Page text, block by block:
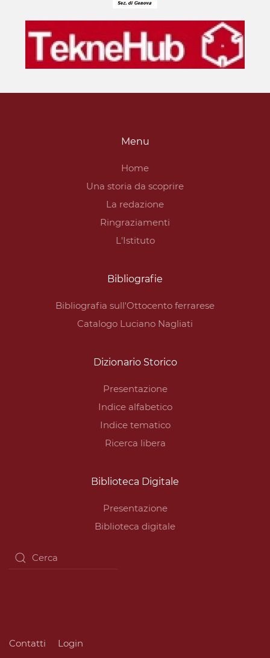
Menu
Home
Una storia da scoprire
La redazione
Ringraziamenti
L'Istituto
Bibliografie
Bibliografia sull'Ottocento ferrarese
Catalogo Luciano Nagliati
Dizionario Storico
Presentazione
Indice alfabetico
Indice tematico
Ricerca libera
Biblioteca Digitale
Presentazione
Biblioteca digitale
Contatti Login